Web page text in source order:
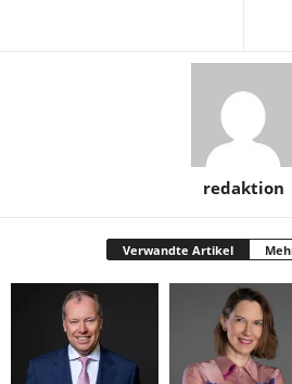
redaktion
Verwandte Artikel